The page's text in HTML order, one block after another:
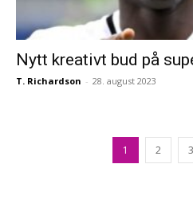
Nytt kreativt bud på
T. Richardson - 28. august 2023
1 2 3